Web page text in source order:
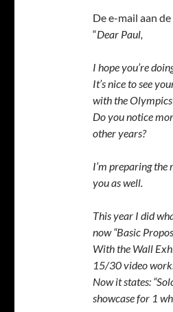
De e-mail aan
“Dear Paul,
I hope you’re
It’s nice to see
with the Olympics
Do you notice
other years?
I’m preparing the
you as well.
This year I did
now “Basic
With the Wall
15/30 video
Now it states:
showcase for 1